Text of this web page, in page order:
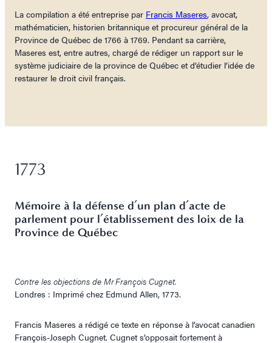
La compilation a été entreprise par Francis Maseres, avocat,
mathématicien, historien britannique et procureur général de la
Province de Québec de 1766 à 1769. Pendant sa carrière,
Maseres est, entre autres, chargé de rédiger un rapport sur le
système judiciaire de la province de Québec et d’étudier l’idée de
restaurer le droit civil français.
1773
Mémoire à la défense d’un plan d’acte de
parlement pour l’établissement des loix de la
Province de Québec
Contre les objections de Mr François Cugnet.
Londres : Imprimé chez Edmund Allen, 1773.
Francis Maseres a rédigé ce texte en réponse à l’avocat canadien
François-Joseph Cugnet. Cugnet s’opposait fortement à